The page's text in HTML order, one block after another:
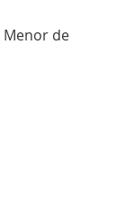
Menor de